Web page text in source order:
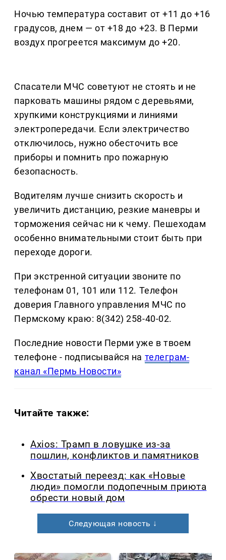
Ночью температура составит от +11 до +16
градусов, днем — от +18 до +23. В Перми
воздух прогреется максимум до +20.
Спасатели МЧС советуют не стоять и не
парковать машины рядом с деревьями,
хрупкими конструкциями и линиями
электропередачи. Если электричество
отключилось, нужно обесточить все
приборы и помнить про пожарную
безопасность.
Водителям лучше снизить скорость и
увеличить дистанцию, резкие маневры и
торможения сейчас ни к чему. Пешеходам
особенно внимательными стоит быть при
переходе дороги.
При экстренной ситуации звоните по
телефонам 01, 101 или 112. Телефон
доверия Главного управления МЧС по
Пермскому краю: 8(342) 258-40-02.
Последние новости Перми уже в твоем
телефоне - подписывайся на телеграм-
канал «Пермь Новости»
Читайте также:
Axios: Трамп в ловушке из-за
пошлин, конфликтов и памятников
Хвостатый переезд: как «Новые
люди» помогли подопечным приюта
обрести новый дом
Следующая новость ↓